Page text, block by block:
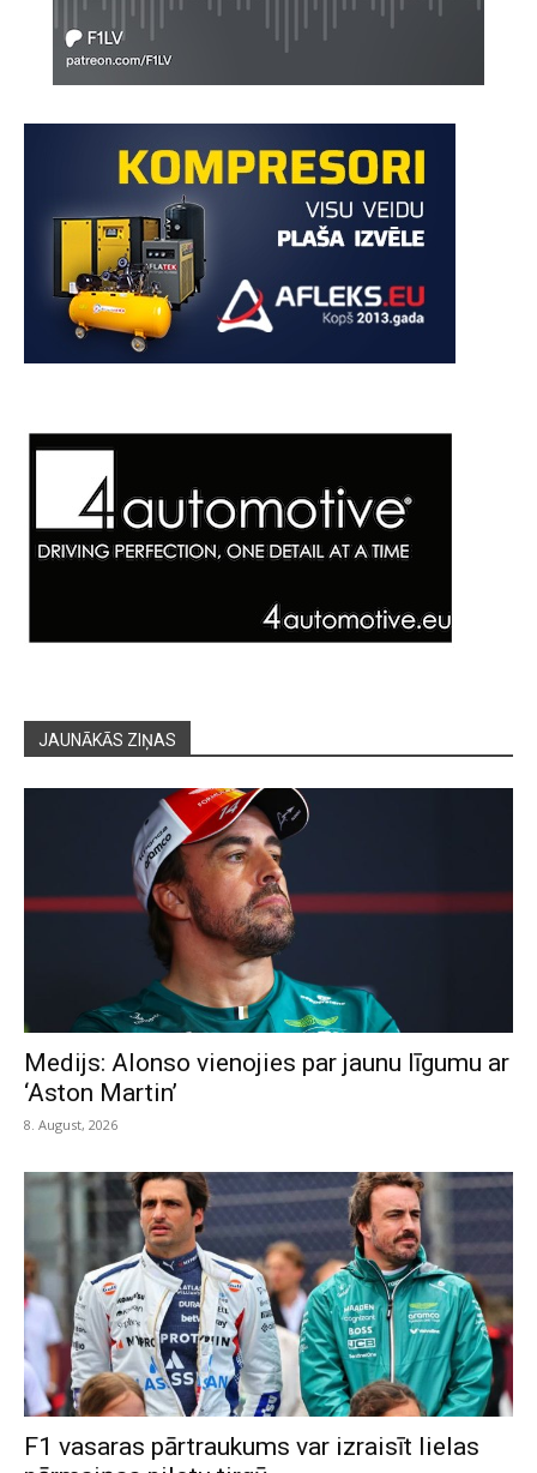
JAUNĀKĀS ZIŅAS
Medijs: Alonso vienojies par jaunu līgumu ar
‘Aston Martin’
8. August, 2026
F1 vasaras pārtraukums var izraisīt lielas